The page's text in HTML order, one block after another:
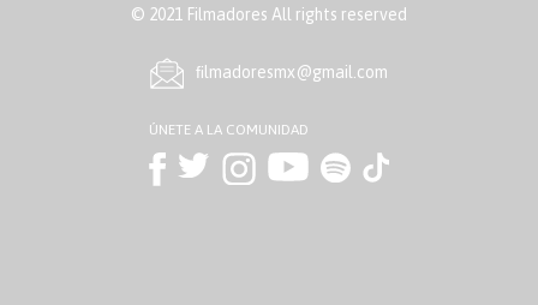
© 2021 Filmadores All rights reserved
ﬁlmadoresmx@gmail.com
ÚNETE A LA COMUNIDAD